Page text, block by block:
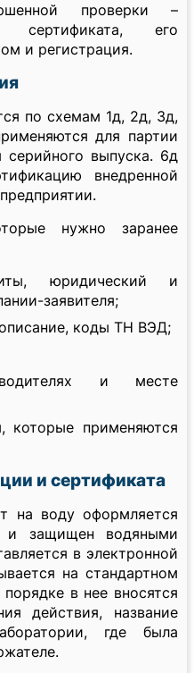
проверки –
сертификата, его
и регистрация.
по схемам 1д, 2д, 3д,
для партии
выпуска. 6д
внедренной
нужно заранее
юридический и
заявителя;
коды ТН ВЭД;
и месте
которые применяются
и сертификата
на воду оформляется
и защищен водяными
в электронной
на стандартном
в нее вносятся
действия, название
где была